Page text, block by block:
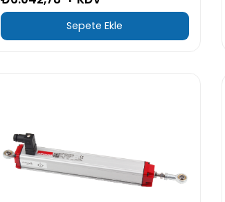
Sepete Ekle